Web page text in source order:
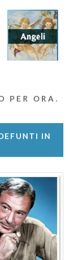
PER ORA.
IN